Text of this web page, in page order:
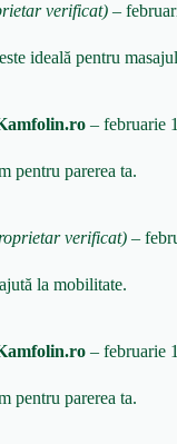
verificat) –
ideală pentru
– februarie
pentru parerea ta.
verificat) –
la mobilitate.
– februarie
pentru parerea ta.